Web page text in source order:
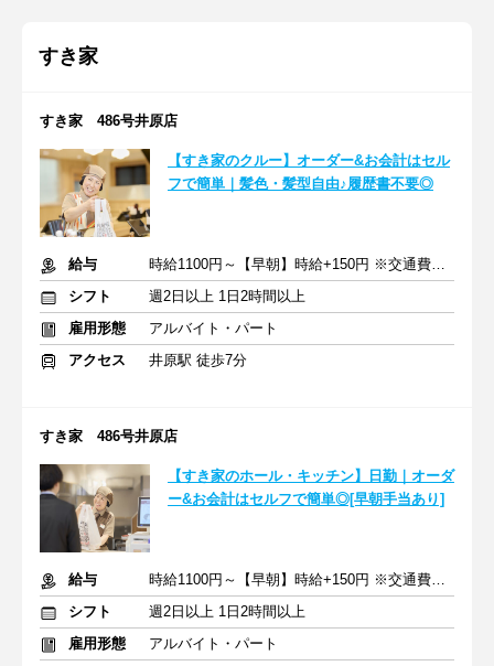
すき家
すき家 486号井原店
【すき家のクルー】オーダー&お会計はセル
フで簡単｜髪色・髪型自由♪履歴書不要◎
給与
時給1100円～【早朝】時給+150円 ※交通費支給
シフト
週2日以上 1日2時間以上
雇用形態
アルバイト・パート
アクセス
井原駅 徒歩7分
すき家 486号井原店
【すき家のホール・キッチン】日勤｜オーダ
ー&お会計はセルフで簡単◎[早朝手当あり]
給与
時給1100円～【早朝】時給+150円 ※交通費支給
シフト
週2日以上 1日2時間以上
雇用形態
アルバイト・パート